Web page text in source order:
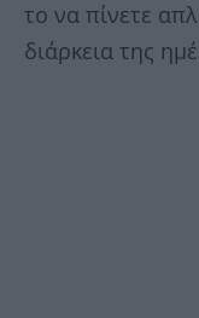
το να πίνετε
διάρκεια της